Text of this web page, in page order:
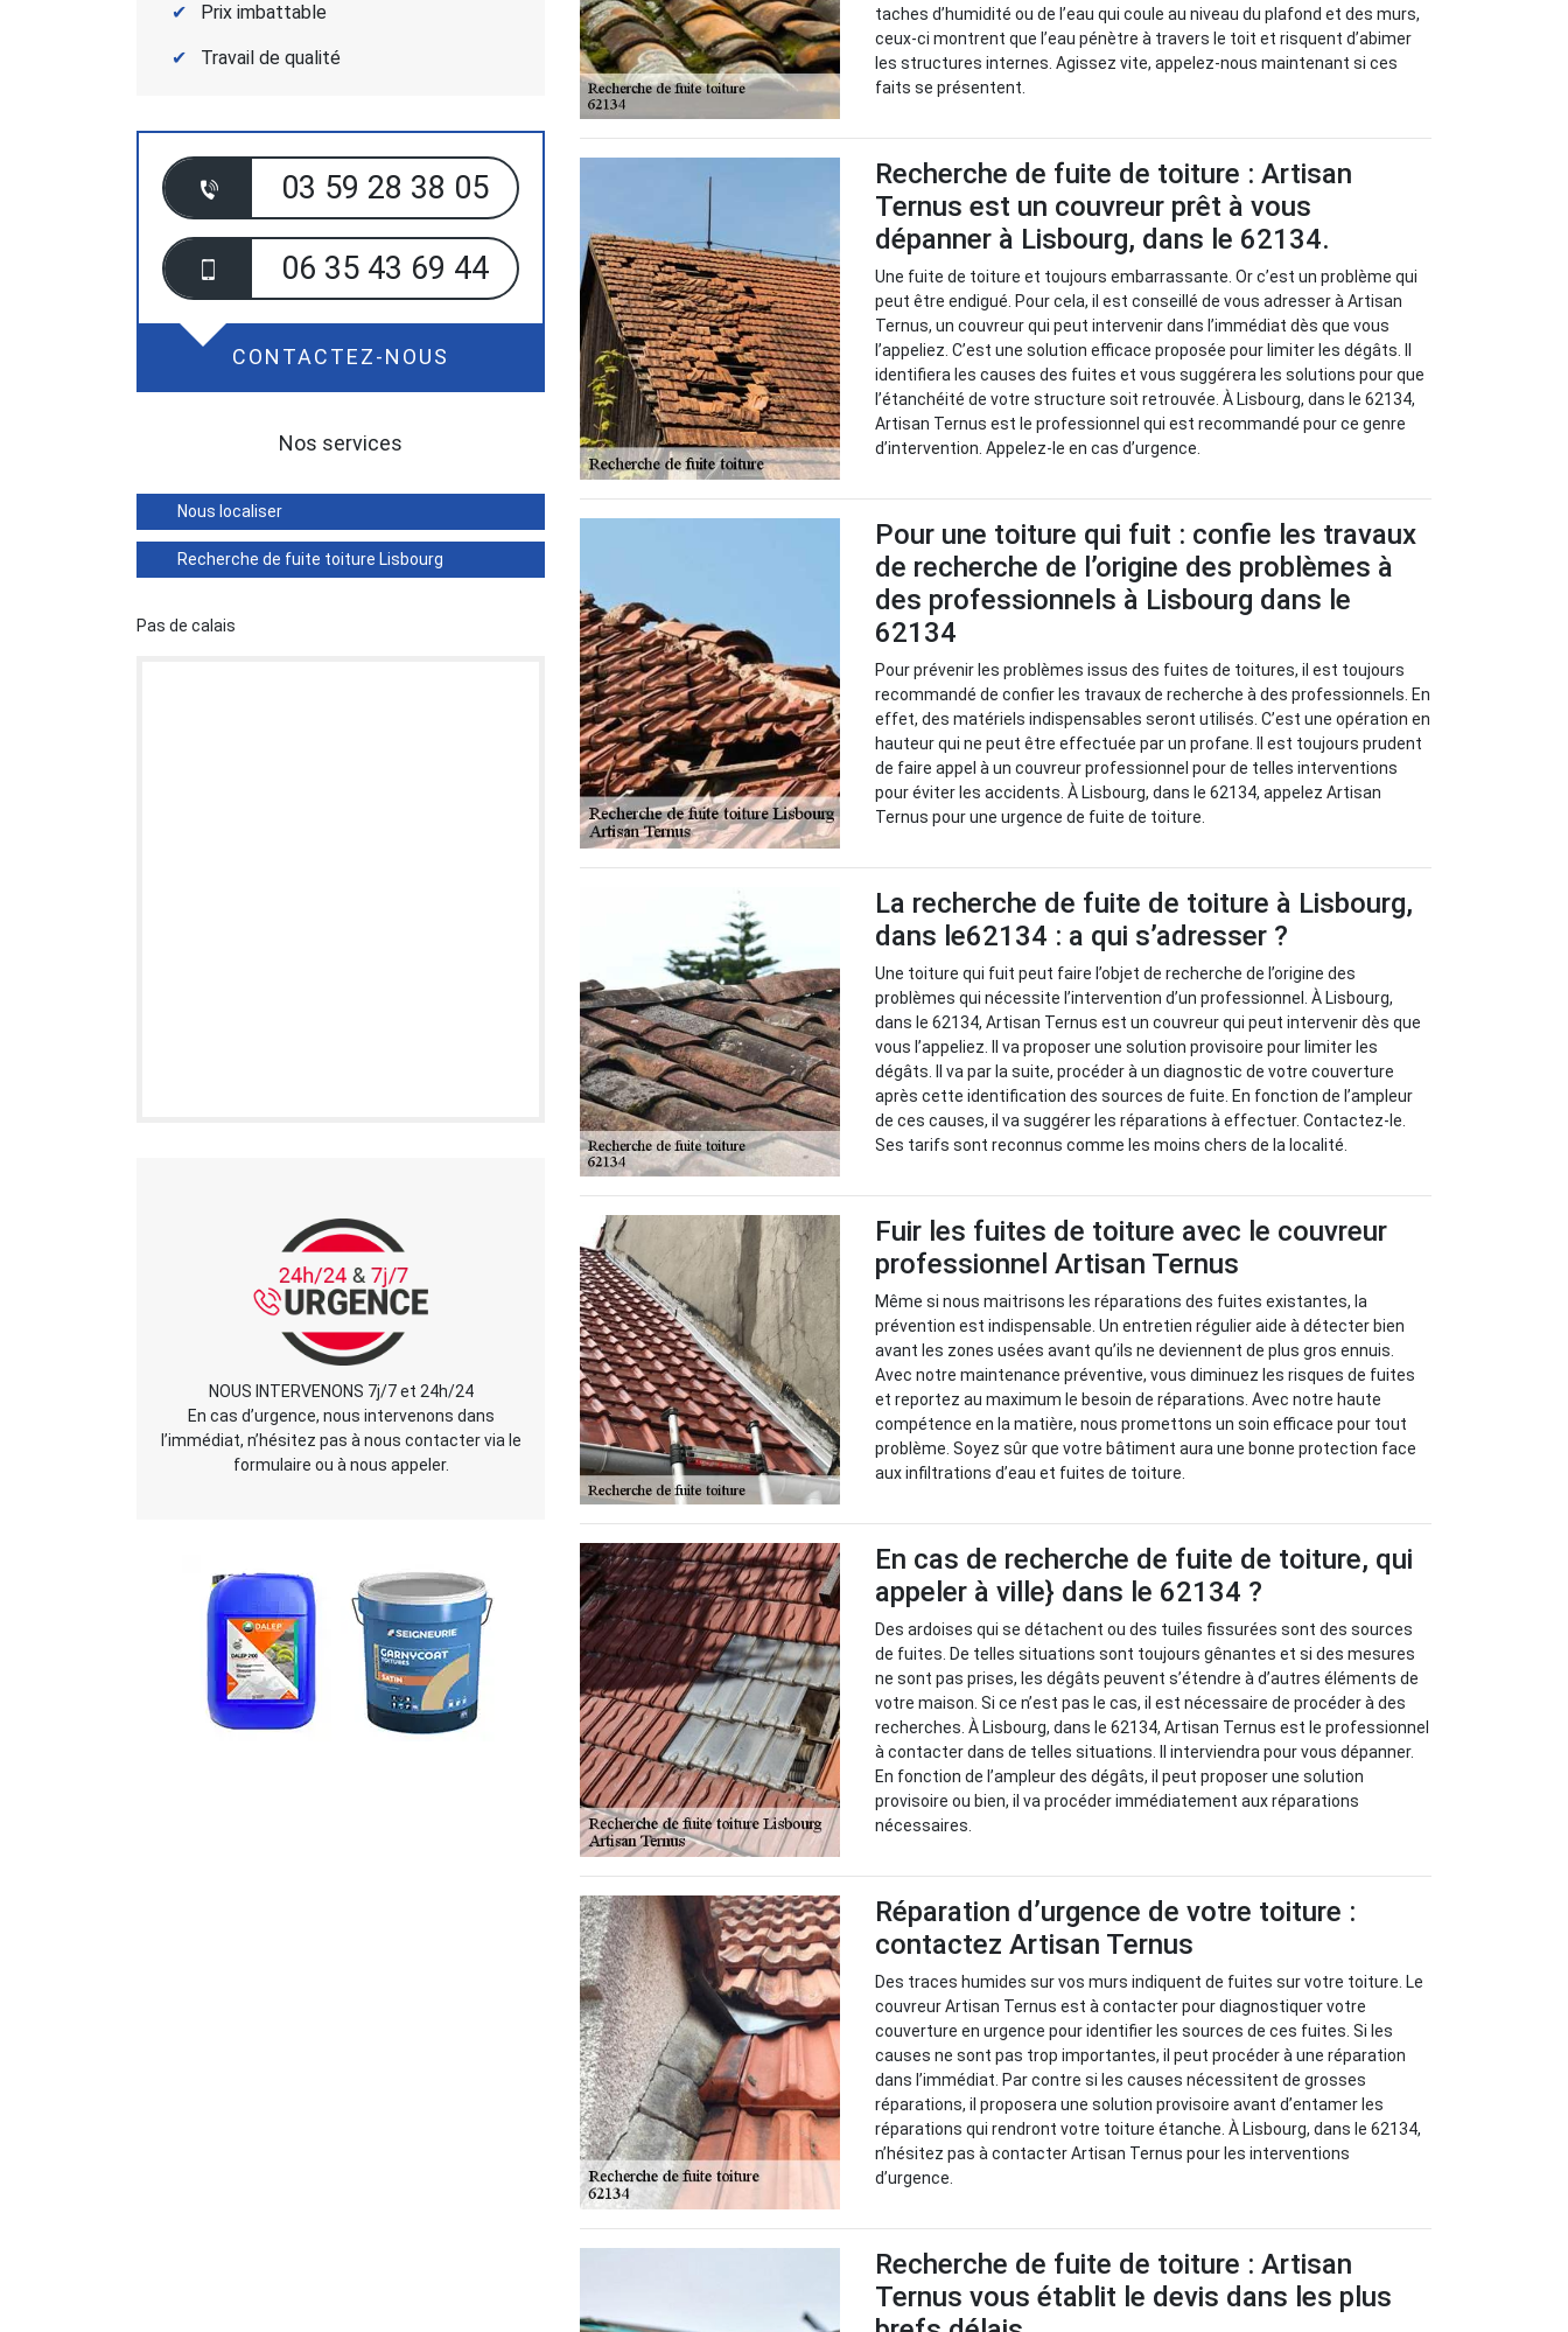
Prix imbattable
Travail de qualité
03 59 28 38 05
06 35 43 69 44
CONTACTEZ-NOUS
Nos services
Nous localiser
Recherche de fuite toiture Lisbourg
Pas de calais
NOUS INTERVENONS 7j/7 et 24h/24
En cas d’urgence, nous intervenons dans
l’immédiat, n’hésitez pas à nous contacter via le
formulaire ou à nous appeler.
taches d’humidité ou de l’eau qui coule au niveau du plafond et des murs,
ceux-ci montrent que l’eau pénètre à travers le toit et risquent d’abimer
les structures internes. Agissez vite, appelez-nous maintenant si ces
faits se présentent.
Recherche de fuite de toiture : Artisan
Ternus est un couvreur prêt à vous
dépanner à Lisbourg, dans le 62134.
Une fuite de toiture et toujours embarrassante. Or c’est un problème qui
peut être endigué. Pour cela, il est conseillé de vous adresser à Artisan
Ternus, un couvreur qui peut intervenir dans l’immédiat dès que vous
l’appeliez. C’est une solution efficace proposée pour limiter les dégâts. Il
identifiera les causes des fuites et vous suggérera les solutions pour que
l’étanchéité de votre structure soit retrouvée. À Lisbourg, dans le 62134,
Artisan Ternus est le professionnel qui est recommandé pour ce genre
d’intervention. Appelez-le en cas d’urgence.
Pour une toiture qui fuit : confie les travaux
de recherche de l’origine des problèmes à
des professionnels à Lisbourg dans le
62134
Pour prévenir les problèmes issus des fuites de toitures, il est toujours
recommandé de confier les travaux de recherche à des professionnels. En
effet, des matériels indispensables seront utilisés. C’est une opération en
hauteur qui ne peut être effectuée par un profane. Il est toujours prudent
de faire appel à un couvreur professionnel pour de telles interventions
pour éviter les accidents. À Lisbourg, dans le 62134, appelez Artisan
Ternus pour une urgence de fuite de toiture.
La recherche de fuite de toiture à Lisbourg,
dans le62134 : a qui s’adresser ?
Une toiture qui fuit peut faire l’objet de recherche de l’origine des
problèmes qui nécessite l’intervention d’un professionnel. À Lisbourg,
dans le 62134, Artisan Ternus est un couvreur qui peut intervenir dès que
vous l’appeliez. Il va proposer une solution provisoire pour limiter les
dégâts. Il va par la suite, procéder à un diagnostic de votre couverture
après cette identification des sources de fuite. En fonction de l’ampleur
de ces causes, il va suggérer les réparations à effectuer. Contactez-le.
Ses tarifs sont reconnus comme les moins chers de la localité.
Fuir les fuites de toiture avec le couvreur
professionnel Artisan Ternus
Même si nous maitrisons les réparations des fuites existantes, la
prévention est indispensable. Un entretien régulier aide à détecter bien
avant les zones usées avant qu’ils ne deviennent de plus gros ennuis.
Avec notre maintenance préventive, vous diminuez les risques de fuites
et reportez au maximum le besoin de réparations. Avec notre haute
compétence en la matière, nous promettons un soin efficace pour tout
problème. Soyez sûr que votre bâtiment aura une bonne protection face
aux infiltrations d’eau et fuites de toiture.
En cas de recherche de fuite de toiture, qui
appeler à ville} dans le 62134 ?
Des ardoises qui se détachent ou des tuiles fissurées sont des sources
de fuites. De telles situations sont toujours gênantes et si des mesures
ne sont pas prises, les dégâts peuvent s’étendre à d’autres éléments de
votre maison. Si ce n’est pas le cas, il est nécessaire de procéder à des
recherches. À Lisbourg, dans le 62134, Artisan Ternus est le professionnel
à contacter dans de telles situations. Il interviendra pour vous dépanner.
En fonction de l’ampleur des dégâts, il peut proposer une solution
provisoire ou bien, il va procéder immédiatement aux réparations
nécessaires.
Réparation d’urgence de votre toiture :
contactez Artisan Ternus
Des traces humides sur vos murs indiquent de fuites sur votre toiture. Le
couvreur Artisan Ternus est à contacter pour diagnostiquer votre
couverture en urgence pour identifier les sources de ces fuites. Si les
causes ne sont pas trop importantes, il peut procéder à une réparation
dans l’immédiat. Par contre si les causes nécessitent de grosses
réparations, il proposera une solution provisoire avant d’entamer les
réparations qui rendront votre toiture étanche. À Lisbourg, dans le 62134,
n’hésitez pas à contacter Artisan Ternus pour les interventions
d’urgence.
Recherche de fuite de toiture : Artisan
Ternus vous établit le devis dans les plus